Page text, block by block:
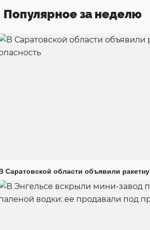
Популярное за неделю
Саратовской области объявили